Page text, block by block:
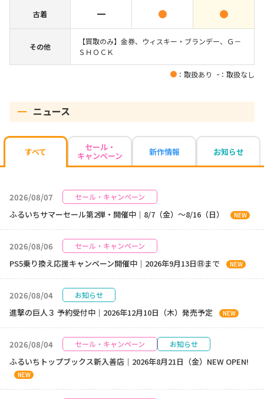
古着
その他
【買取のみ】金券、ウィスキー・ブランデー、Ｇ－
ＳＨＯＣＫ
：取扱あり ：取扱なし
ニュース
すべて セール・
キャンペーン 新作情報 お知らせ
2026/08/07 セール・キャンペーン
ふるいちサマーセール第2弾・開催中｜8/7（金）～8/16（日） NEW
2026/08/06 セール・キャンペーン
PS5乗り換え応援キャンペーン開催中｜2026年9月13日㊐まで NEW
2026/08/04 お知らせ
進撃の巨人３ 予約受付中｜2026年12月10日（木）発売予定 NEW
2026/08/04 セール・キャンペーン お知らせ
ふるいちトップブックス新入善店｜2026年8月21日（金）NEW OPEN!
NEW